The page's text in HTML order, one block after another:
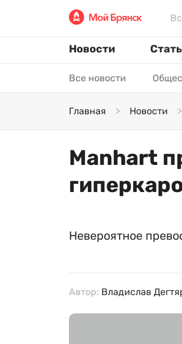
Новости
Все новости
Главная Новости
Manhart
Невероятное
Автор: Владислав